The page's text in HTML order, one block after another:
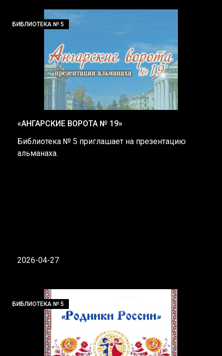
БИБЛИОТЕКА № 5
«АНГАРСКИЕ ВОРОТА № 19»
Библиотека № 5 приглашает на презентацию
альманаха.
2026-04-27
БИБЛИОТЕКА № 5